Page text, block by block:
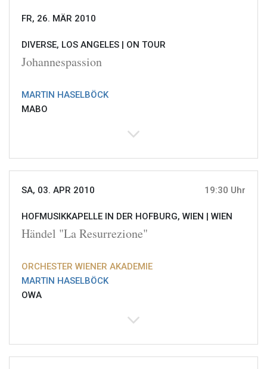
FR, 26. MÄR 2010
DIVERSE, LOS ANGELES | ON TOUR
Johannespassion
MARTIN HASELBÖCK
MABO
SA, 03. APR 2010 19:30 Uhr
HOFMUSIKKAPELLE IN DER HOFBURG, WIEN | WIEN
Händel "La Resurrezione"
ORCHESTER WIENER AKADEMIE
MARTIN HASELBÖCK
OWA